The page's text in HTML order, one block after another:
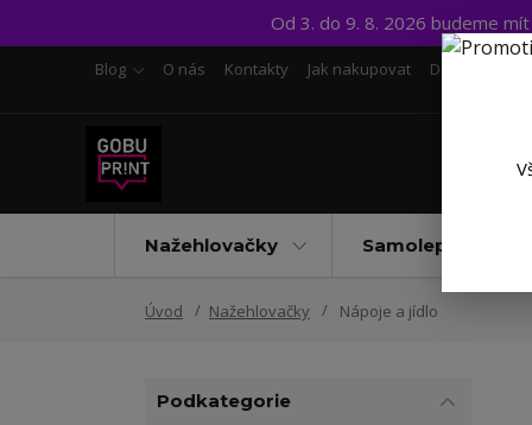
Od 3. do 9. 8. 2026 budeme
Blog O nás Kontakty Jak nakupovat Doprava a
Nažehlovačky Samolepky UV
Úvod Nažehlovačky Nápoje a jídlo
Podkategorie